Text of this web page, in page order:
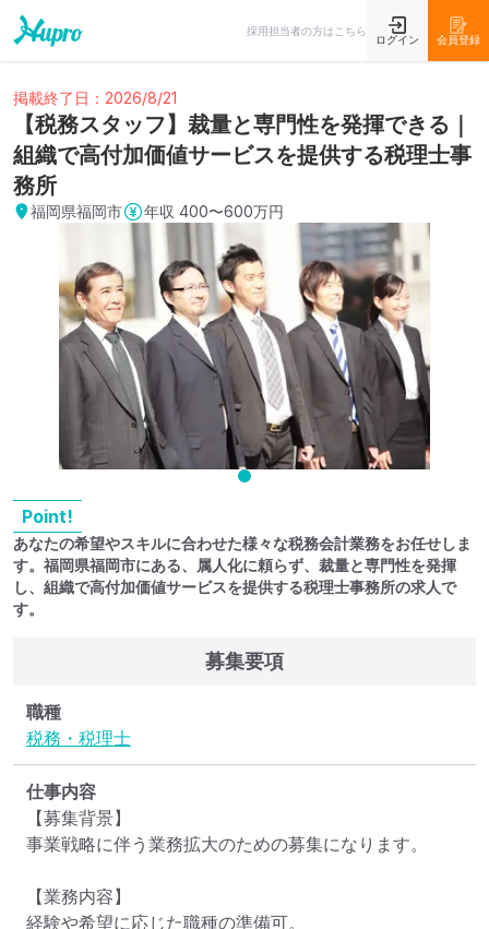
採用担当者の方はこちら
ログイン 会員登録
掲載終了日：2026/8/21
【税務スタッフ】裁量と専門性を発揮できる｜
組織で高付加価値サービスを提供する税理士事
務所
福岡県福岡市 年収 400〜600万円
Point!
あなたの希望やスキルに合わせた様々な税務会計業務をお任せしま
す。福岡県福岡市にある、属人化に頼らず、裁量と専門性を発揮
し、組織で高付加価値サービスを提供する税理士事務所の求人で
す。
募集要項
職種
税務・税理士
仕事内容
【募集背景】
事業戦略に伴う業務拡大のための募集になります。
【業務内容】
経験や希望に応じた職種の準備可。